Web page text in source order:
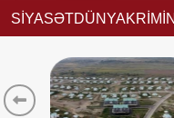
SİYASƏTDÜNYA
340